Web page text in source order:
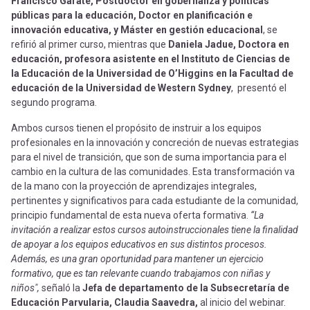
públicas para la educación, Doctor en planificación e
innovación educativa, y Máster en gestión educacional, se
refirió al primer curso, mientras que Daniela Jadue, Doctora en
educación, profesora asistente en el Instituto de Ciencias de
la Educación de la Universidad de O’Higgins en la Facultad de
educación de la Universidad de Western Sydney, presentó el
segundo programa.
Ambos cursos tienen el propósito de instruir a los equipos
profesionales en la innovación y concreción de nuevas estrategias
para el nivel de transición, que son de suma importancia para el
cambio en la cultura de las comunidades. Esta transformación va
de la mano con la proyección de aprendizajes integrales,
pertinentes y significativos para cada estudiante de la comunidad,
principio fundamental de esta nueva oferta formativa. “La
invitación a realizar estos cursos autoinstruccionales tiene la finalidad
de apoyar a los equipos educativos en sus distintos procesos.
Además, es una gran oportunidad para mantener un ejercicio
formativo, que es tan relevante cuando trabajamos con niñas y
niños", señaló la Jefa de departamento de la Subsecretaría de
Educación Parvularia, Claudia Saavedra, al inicio del webinar.